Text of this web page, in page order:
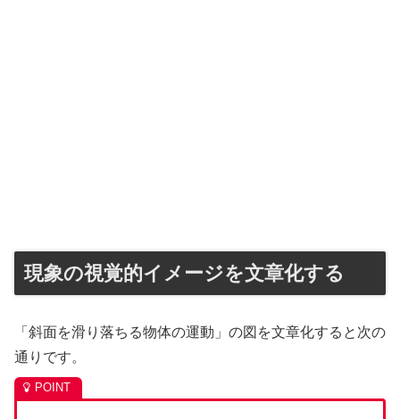
現象の視覚的イメージを文章化する
「斜面を滑り落ちる物体の運動」の図を文章化すると次の
通りです。